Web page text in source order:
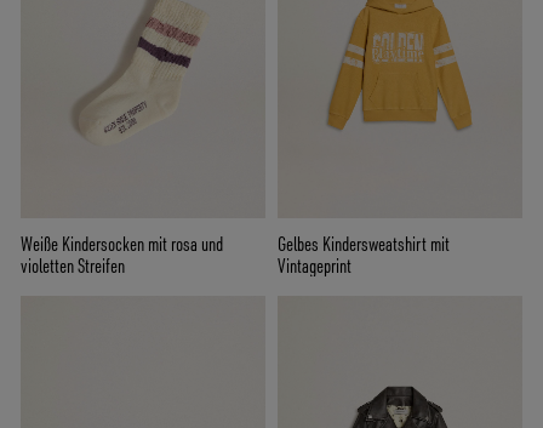
Weiße Kindersocken mit rosa und
violetten Streifen
Gelbes Kindersweatshirt mit
Vintageprint